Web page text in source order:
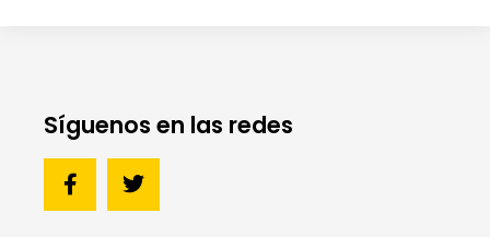
Síguenos en las redes